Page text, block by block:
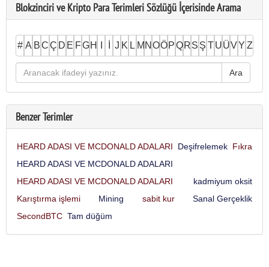
Blokzinciri ve Kripto Para Terimleri Sözlüğü İçerisinde Arama
# A BCÇ D E FGH J K L M N OÖPQRS Ş T UÜVY Z
Benzer Terimler
HEARD ADASI VE MCDONALD ADALARI Deşifrelemek Fıkra
HEARD ADASI VE MCDONALD ADALARI
HEARD ADASI VE MCDONALD ADALARI
kadmiyum oksit
Karıştırma işlemi
Mining sabit kur
Sanal Gerçeklik
SecondBTC Tam düğüm